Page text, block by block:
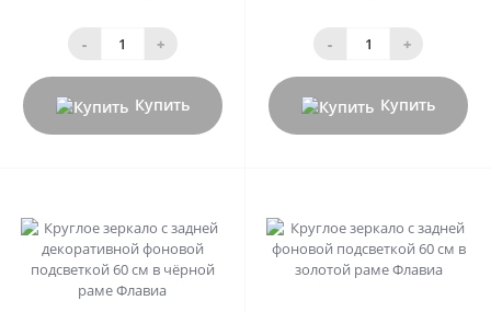
- +
Купить
- +
Купить